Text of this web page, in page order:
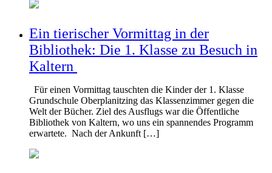
Ein tierischer Vormittag in der
Bibliothek: Die 1. Klasse zu Besuch in
Kaltern
Für einen Vormittag tauschten die Kinder der 1. Klasse
Grundschule Oberplanitzing das Klassenzimmer gegen die
Welt der Bücher. Ziel des Ausflugs war die Öffentliche
Bibliothek von Kaltern, wo uns ein spannendes Programm
erwartete. Nach der Ankunft […]